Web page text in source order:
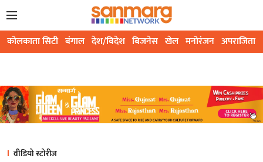
कोलकाता सिटी बंगाल देश/विदेश बिजनेस खेल मनोरंजन अपराजिता
वीडियो स्टोरीज